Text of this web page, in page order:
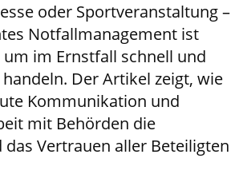
oder Sportveranstaltung –
Notfallmanagement ist
im Ernstfall schnell und
Der Artikel zeigt, wie
Kommunikation und
mit Behörden die
das Vertrauen aller Beteiligten